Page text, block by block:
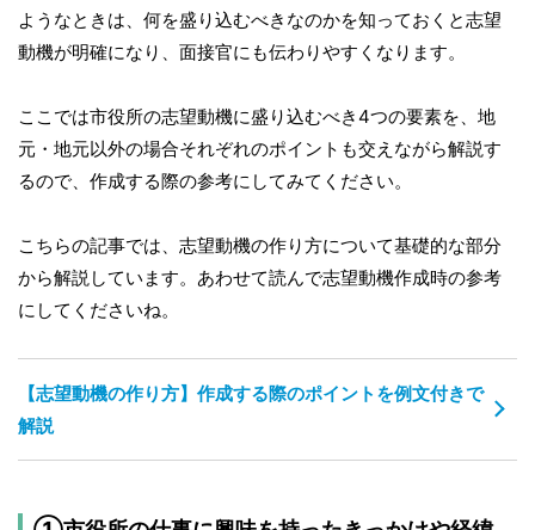
ようなときは、何を盛り込むべきなのかを知っておくと志望
動機が明確になり、面接官にも伝わりやすくなります。
ここでは市役所の志望動機に盛り込むべき4つの要素を、地
元・地元以外の場合それぞれのポイントも交えながら解説す
るので、作成する際の参考にしてみてください。
こちらの記事では、志望動機の作り方について基礎的な部分
から解説しています。あわせて読んで志望動機作成時の参考
にしてくださいね。
【志望動機の作り方】作成する際のポイントを例文付きで
解説